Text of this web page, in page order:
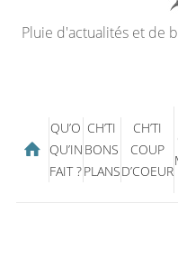
Pluie d'actualités et de
QU’O
QU’IN
FAIT ?
CH’TI
BONS
PLANS
CH’TI
COUP
D’COEUR